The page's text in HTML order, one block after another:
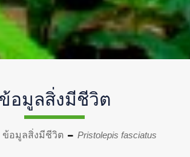
อมูลสิ่งมีชีวิต
ข้อมูลสิ่งมีชีวิต Pristolepis fasciatus